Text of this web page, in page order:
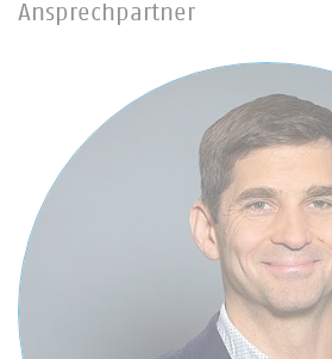
Ansprechpartner